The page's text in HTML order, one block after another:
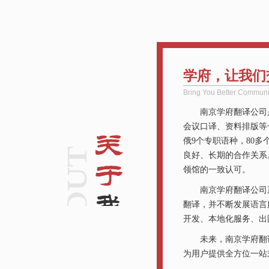
学府，让我
Bring You Better
南京学府翻译公
会议口译、资料排版
俄9个专职语种，80多
良好、长期的合作关
领馆的一致认可。
南京学府翻译公
翻译，并不断发展语
开发、本地化服务、
未来，南京学府
为用户提供全方位一